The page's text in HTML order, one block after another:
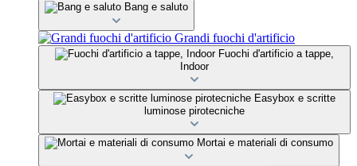
Bang e saluto
Grandi fuochi d'artificio
Fuochi d'artificio a tappe,
Indoor
Easybox e scritte
luminose pirotecniche
Mortai e materiali di consumo